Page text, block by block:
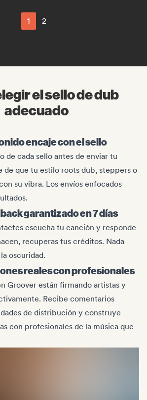
1 2
el sello de dub
adecuado
encaje con el sello
de cada sello antes de enviar tu
de que tu estilo roots dub, steppers o
su vibra. Los envíos enfocados
garantizado en 7 días
escucha tu canción y responde
recuperas tus créditos. Nada
oscuridad.
reales con profesionales
Groover están firmando artistas y
Recibe comentarios
de distribución y construye
con profesionales de la música que